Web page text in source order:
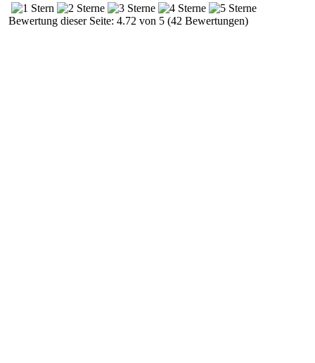
Bewertung dieser Seite: 4.72 von 5 (42 Bewertungen)